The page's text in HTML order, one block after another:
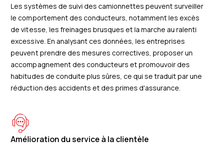
Les systèmes de suivi des camionnettes peuvent surveiller
le comportement des conducteurs, notamment les excès
de vitesse, les freinages brusques et la marche au ralenti
excessive. En analysant ces données, les entreprises
peuvent prendre des mesures correctives, proposer un
accompagnement des conducteurs et promouvoir des
habitudes de conduite plus sûres, ce qui se traduit par une
réduction des accidents et des primes d'assurance.
Amélioration du service à la clientèle